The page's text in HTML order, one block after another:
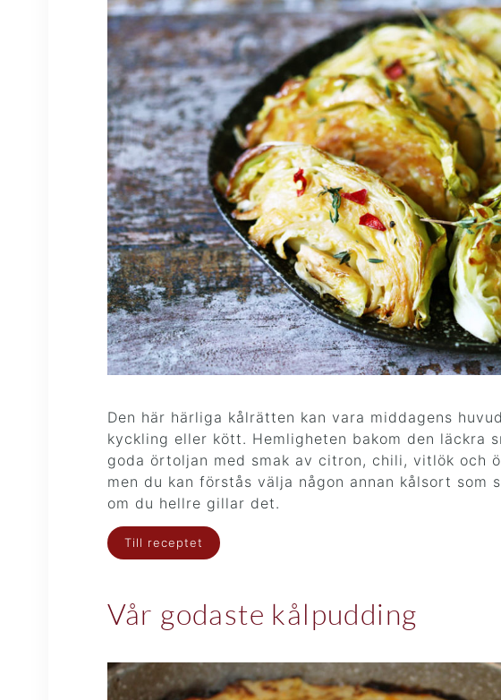
Den här härliga kålrätten kan vara middagens
kyckling eller kött. Hemligheten bakom den läckra
goda örtoljan med smak av citron, chili, vitlök och
men du kan förstås välja någon annan kålsort som
om du hellre gillar det.
Till receptet
Vår godaste kålpudding